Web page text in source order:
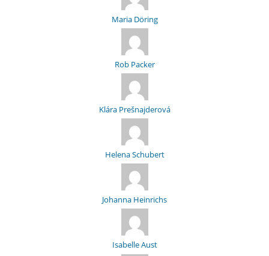
Maria Döring
Rob Packer
Klára Prešnajderová
Helena Schubert
Johanna Heinrichs
Isabelle Aust